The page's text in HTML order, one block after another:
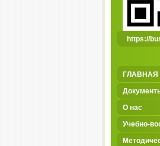
https://
ГЛАВНАЯ
О нас
Учебно-